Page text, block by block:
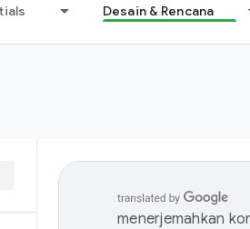
Desain & Rencana
menerjemahkan